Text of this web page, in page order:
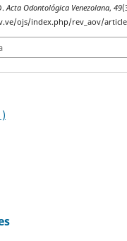
Acta Odontológica Venezolana, 49
ojs/index.php/rev_aov/